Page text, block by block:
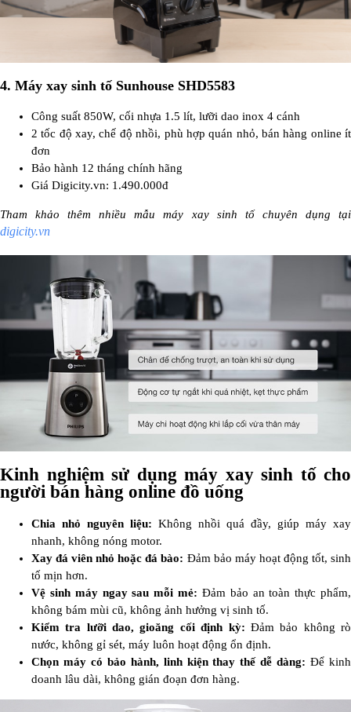
4. Máy xay sinh tố Sunhouse SHD5583
Công suất 850W, cối nhựa 1.5 lít, lưỡi dao inox 4 cánh
2 tốc độ xay, chế độ nhồi, phù hợp quán nhỏ, bán hàng online ít
đơn
Bảo hành 12 tháng chính hãng
Giá Digicity.vn: 1.490.000đ
Tham khảo thêm nhiều mẫu máy xay sinh tố chuyên dụng tại
digicity.vn
Kinh nghiệm sử dụng máy xay sinh tố cho
người bán hàng online đồ uống
Chia nhỏ nguyên liệu: Không nhồi quá đầy, giúp máy xay
nhanh, không nóng motor.
Xay đá viên nhỏ hoặc đá bào: Đảm bảo máy hoạt động tốt, sinh
tố mịn hơn.
Vệ sinh máy ngay sau mỗi mẻ: Đảm bảo an toàn thực phẩm,
không bám mùi cũ, không ảnh hưởng vị sinh tố.
Kiểm tra lưỡi dao, gioăng cối định kỳ: Đảm bảo không rò
nước, không gỉ sét, máy luôn hoạt động ổn định.
Chọn máy có bảo hành, linh kiện thay thế dễ dàng: Để kinh
doanh lâu dài, không gián đoạn đơn hàng.